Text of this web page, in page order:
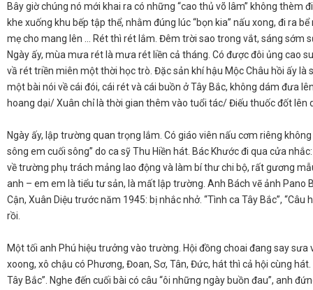
Bây giờ chúng nó mới khai ra có những “cao thủ võ lâm” không
khe xuống khu bếp tập thể, nhằm đúng lúc “bọn kia” nấu xong, đi ra
mẹ cho mang lên … Rét thì rét lắm. Đêm trời sao trong vắt, sáng sớm
Ngày ấy, mùa mưa rét là mưa rét liền cả tháng. Có được đôi ủng cao
vầ rét triền miên một thời học trò. Đặc sản khí hậu Mộc Châu hồi ấy là
một bài nói về cái đói, cái rét và cái buồn ở Tây Bắc, không dám đưa
hoang dại/ Xuân chỉ là thời gian thêm vào tuổi tác/ Điếu thuốc đốt lên
​Ngày ấy, lập trường quan trọng lắm. Có giáo viên nấu cơm riêng
sông em cuối sông” do ca sỹ Thu Hiền hát. Bác Khước đi qua cửa
về trường phụ trách mảng lao động và làm bí thư chi bộ, rất gương
anh – em em là tiểu tư sản, là mất lập trường. Anh Bách vẽ ảnh Pano
Cận, Xuân Diệu trước năm 1945: bị nhắc nhở. “Tình ca Tây Bắc”,
rồi.
​Một tối anh Phú hiệu trưởng vào trường. Hội đồng choai đang say
xoong, xô chậu có Phương, Đoan, Sơ, Tân, Đức, hát thì cả hội cùng
Tây Bắc”. Nghe đến cuối bài có câu “ôi những ngày buồn đau”, anh